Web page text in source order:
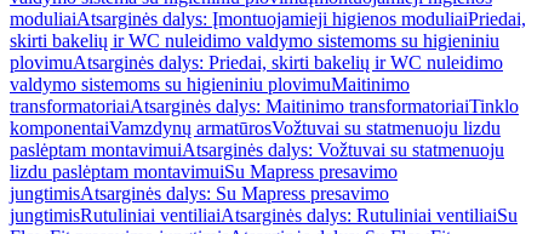
moduliaiAtsarginės dalys: Įmontuojamieji higienos moduliaiPriedai,
skirti bakelių ir WC nuleidimo valdymo sistemoms su higieniniu
plovimuAtsarginės dalys: Priedai, skirti bakelių ir WC nuleidimo
valdymo sistemoms su higieniniu plovimuMaitinimo
transformatoriaiAtsarginės dalys: Maitinimo transformatoriaiTinklo
komponentaiVamzdynų armatūrosVožtuvai su statmenuoju lizdu
paslėptam montavimuiAtsarginės dalys: Vožtuvai su statmenuoju
lizdu paslėptam montavimuiSu Mapress presavimo
jungtimisAtsarginės dalys: Su Mapress presavimo
jungtimisRutuliniai ventiliaiAtsarginės dalys: Rutuliniai ventiliaiSu